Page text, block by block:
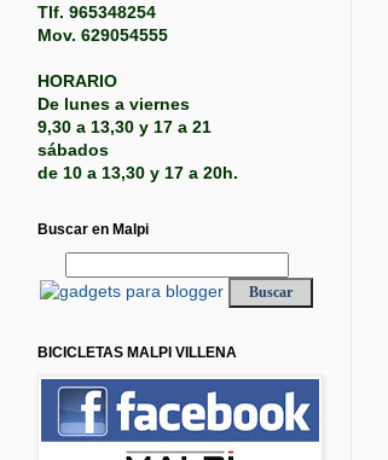
Tlf. 965348254
Mov. 629054555
HORARIO
De lunes a viernes
9,30 a 13,30 y 17 a 21
sábados
de 10 a 13,30 y 17 a 20h.
Buscar en Malpi
BICICLETAS MALPI VILLENA